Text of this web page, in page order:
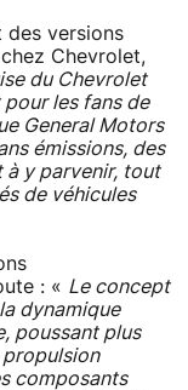
des versions
Chevrolet,
du Chevrolet
les fans de
General Motors
émissions, des
à y parvenir, tout
de véhicules
: « Le concept
dynamique
poussant plus
propulsion
composants